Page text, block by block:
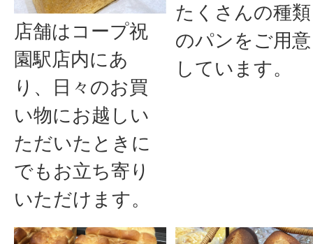
店舗はコープ祝
園駅店内にあ
り、日々のお買
い物にお越しい
ただいたときに
でもお立ち寄り
いただけます。
たくさんの種類
のパンをご用意
しています。